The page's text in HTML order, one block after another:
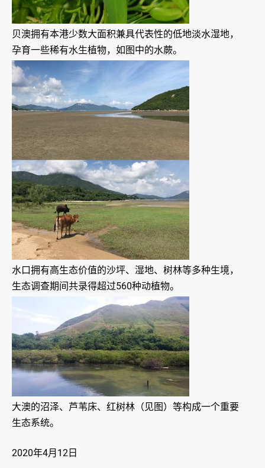
贝澳拥有本港少数大面积兼具代表性的低地淡水湿地，
孕育一些稀有水生植物，如图中的水蕨。
水口拥有高生态价值的沙坪、湿地、树林等多种生境，
生态调查期间共录得超过560种动植物。
大澳的沼泽、芦苇床、红树林（见图）等构成一个重要
生态系统。
2020年4月12日